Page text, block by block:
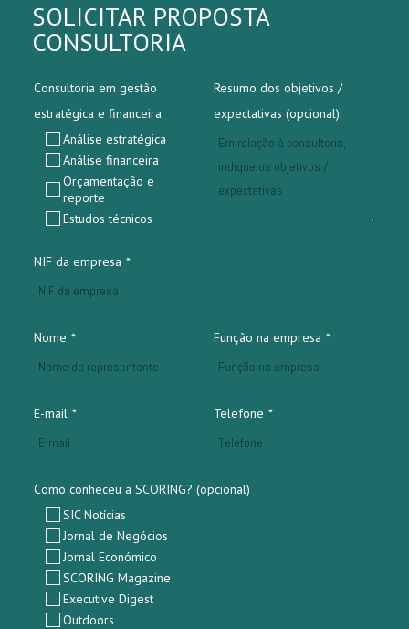
SOLICITAR PROPOSTA
CONSULTORIA
Consultoria em gestão
estratégica e financeira
Análise estratégica
Análise financeira
Orçamentação e
reporte
Estudos técnicos
Resumo dos objetivos /
expectativas (opcional):
NIF da empresa *
Nome * Função na empresa *
E-mail * Telefone *
Como conheceu a SCORING? (opcional)
SIC Notícias
Jornal de Negócios
Jornal Económico
SCORING Magazine
Executive Digest
Outdoors